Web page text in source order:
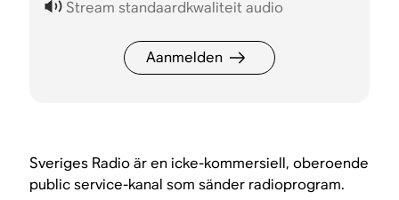
Stream standaardkwaliteit audio
Aanmelden
Sveriges Radio är en icke-kommersiell, oberoende
public service-kanal som sänder radioprogram.